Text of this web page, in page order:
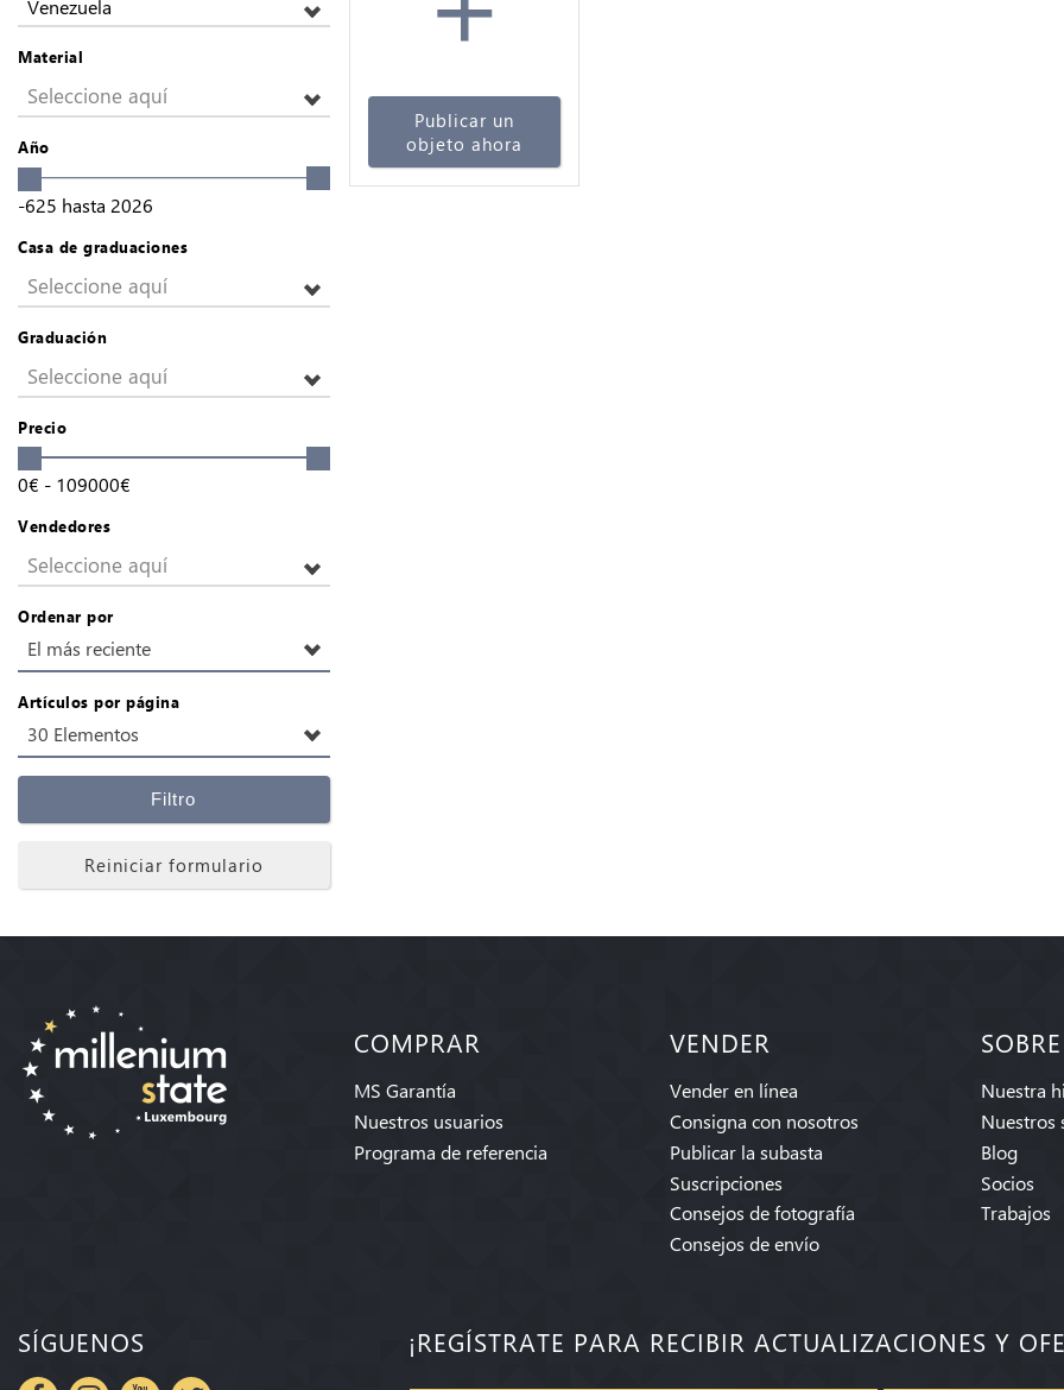
Venezuela
Material
Seleccione aquí
Año
-625 hasta 2026
Casa de graduaciones
Seleccione aquí
Graduación
Seleccione aquí
Precio
0€ - 109000€
Vendedores
Seleccione aquí
Ordenar por
El más reciente
Artículos por página
30 Elementos
Filtro
Reiniciar formulario
Publicar un
objeto ahora
COMPRAR
MS Garantía
Nuestros usuarios
Programa de referencia
VENDER
Vender en línea
Consigna con nosotros
Publicar la subasta
Suscripciones
Consejos de fotografía
Consejos de envío
Nuestra
Nuestros
Blog
Socios
Trabajos
SÍGUENOS ¡REGÍSTRATE PARA RECIBIR ACTUALIZACIONES Y